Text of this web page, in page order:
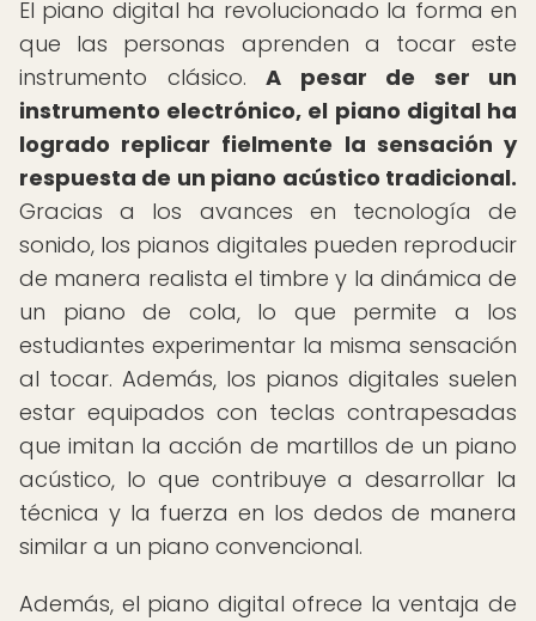
El piano digital ha revolucionado la forma en
que las personas aprenden a tocar este
instrumento clásico. A pesar de ser un
instrumento electrónico, el piano digital ha
logrado replicar fielmente la sensación y
respuesta de un piano acústico tradicional.
Gracias a los avances en tecnología de
sonido, los pianos digitales pueden reproducir
de manera realista el timbre y la dinámica de
un piano de cola, lo que permite a los
estudiantes experimentar la misma sensación
al tocar. Además, los pianos digitales suelen
estar equipados con teclas contrapesadas
que imitan la acción de martillos de un piano
acústico, lo que contribuye a desarrollar la
técnica y la fuerza en los dedos de manera
similar a un piano convencional.
Además, el piano digital ofrece la ventaja de